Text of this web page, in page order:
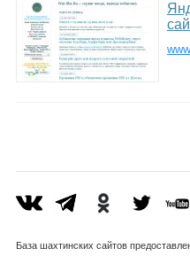
База шахтинских сайтов